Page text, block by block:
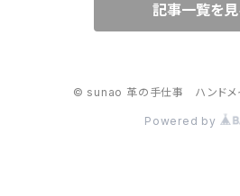
記事一覧を見
© sunao 革の手仕事 ハンドメ
Powered by